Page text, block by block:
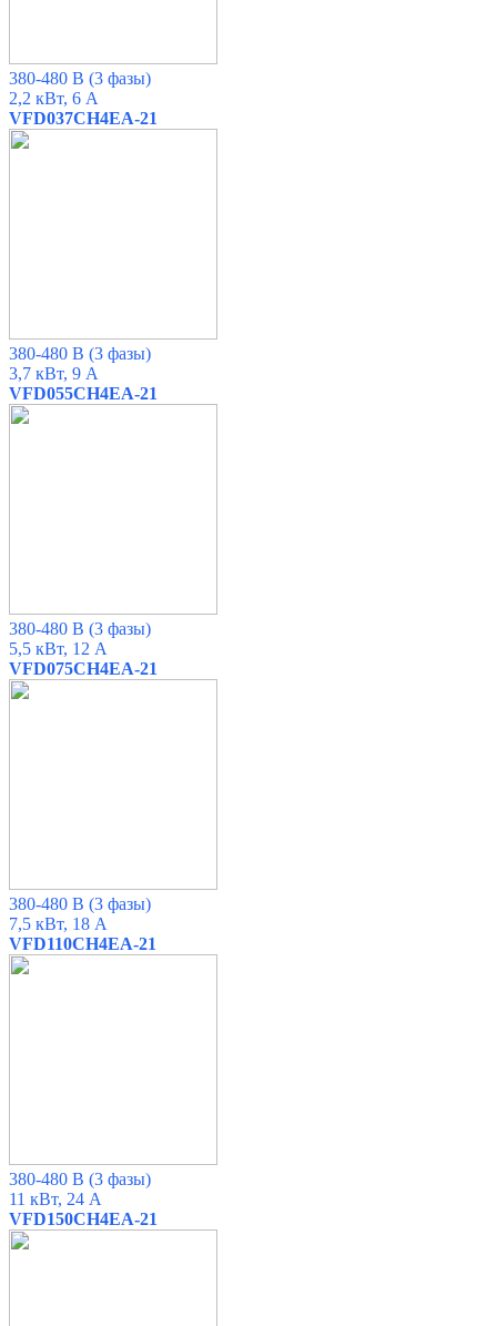
380-480 В (3 фазы)
2,2 кВт, 6 А
VFD037CH4EA-21
380-480 В (3 фазы)
3,7 кВт, 9 А
VFD055CH4EA-21
380-480 В (3 фазы)
5,5 кВт, 12 А
VFD075CH4EA-21
380-480 В (3 фазы)
7,5 кВт, 18 А
VFD110CH4EA-21
380-480 В (3 фазы)
11 кВт, 24 А
VFD150CH4EA-21